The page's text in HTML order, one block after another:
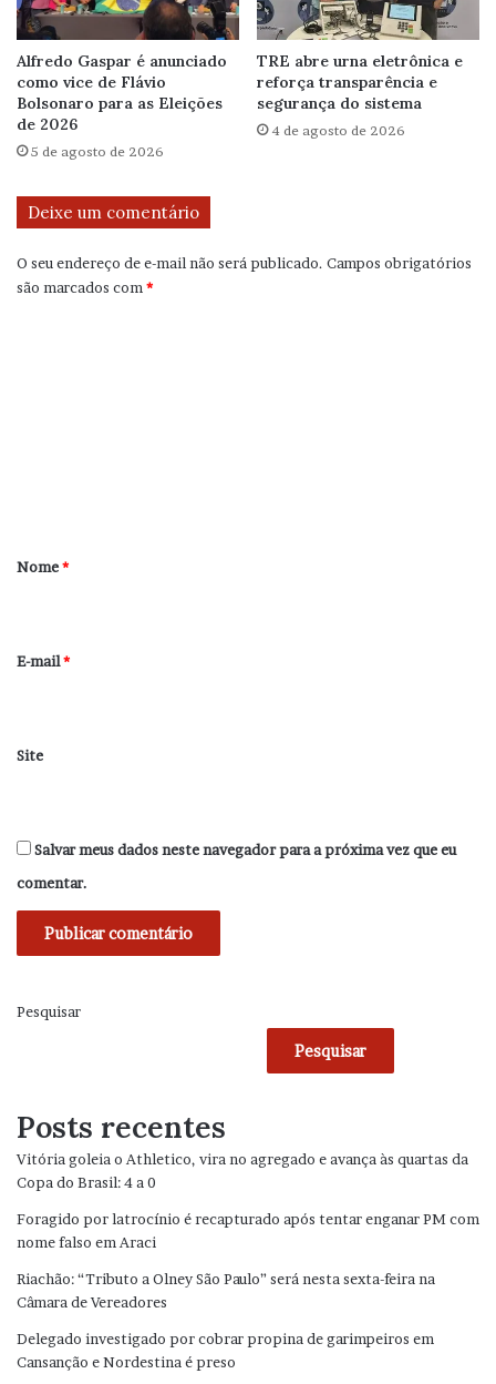
Alfredo Gaspar é anunciado
como vice de Flávio
Bolsonaro para as Eleições
de 2026
5 de agosto de 2026
TRE abre urna eletrônica e
reforça transparência e
segurança do sistema
4 de agosto de 2026
Deixe um comentário
O seu endereço de e-mail não será publicado. Campos obrigatórios
são marcados com*
r
*
Nome*
E-mail*
Site
Salvar meus dados neste navegador para a próxima vez que eu
comentar.
Pesquisar
Pesquisar
Posts recentes
Vitória goleia o Athletico, vira no agregado e avança às quartas da
Copa do Brasil: 4 a 0
Foragido por latrocínio é recapturado após tentar enganar PM com
nome falso em Araci
Riachão: “Tributo a Olney São Paulo” será nesta sexta-feira na
Câmara de Vereadores
Delegado investigado por cobrar propina de garimpeiros em
Cansanção e Nordestina é preso